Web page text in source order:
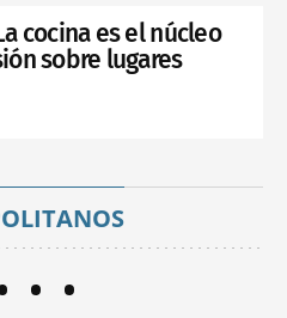
cocina es el núcleo
sobre lugares